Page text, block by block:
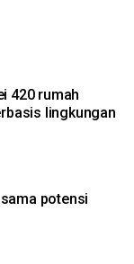
420 rumah
lingkungan
potensi